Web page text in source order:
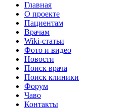
Главная
О проекте
Пациентам
Врачам
Wiki-статьи
Фото и видео
Новости
Поиск врача
Поиск клиники
Форум
Чаво
Контакты